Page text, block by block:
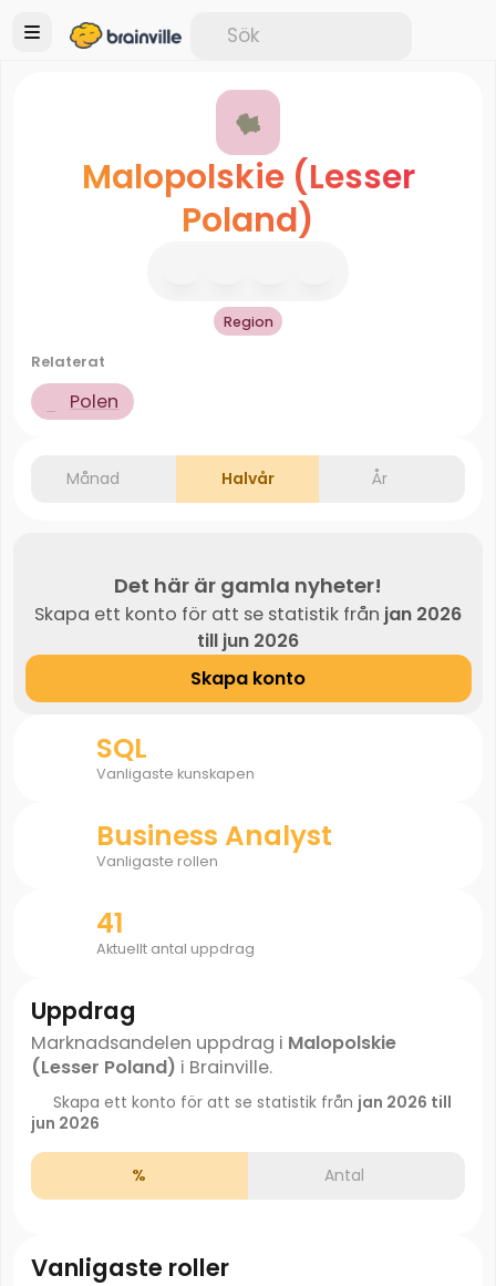
Malopolskie (Lesser
Poland)
Region
Relaterat
Polen
Månad Halvår År
Det här är gamla nyheter!
Skapa ett konto för att se statistik från jan 2026
till jun 2026
Skapa konto
SQL
Vanligaste kunskapen
Business Analyst
Vanligaste rollen
41
Aktuellt antal uppdrag
Uppdrag
Marknadsandelen uppdrag i Malopolskie
(Lesser Poland) i Brainville.
Skapa ett konto för att se statistik från jan 2026 till
jun 2026
% Antal
Vanligaste roller